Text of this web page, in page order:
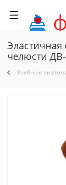
Эластичная
челюсти
Учебные